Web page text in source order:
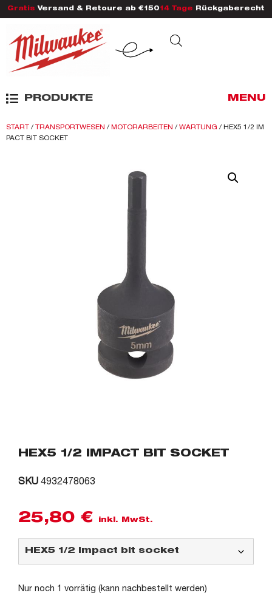
Gratis Versand & Retoure ab €150 14 Tage Rückgaberecht
PRODUKTE MENU
START / TRANSPORTWESEN / MOTORARBEITEN / WARTUNG / HEX5 1/2 IM
PACT BIT SOCKET
HEX5 1/2 IMPACT BIT SOCKET
SKU 4932478063
25,80 € inkl. MwSt.
Nur noch 1 vorrätig (kann nachbestellt werden)